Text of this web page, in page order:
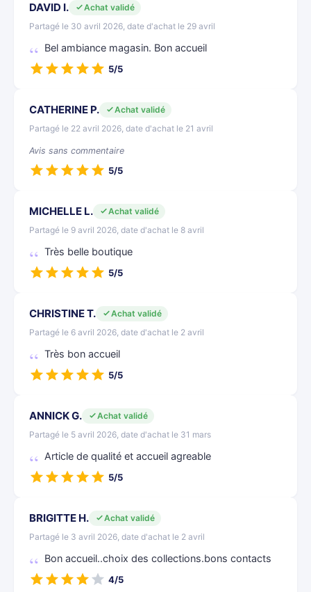
DAVID I.
Achat validé
Partagé le 30 avril 2026, date d'achat le 29 avril
Bel ambiance magasin. Bon accueil
5/5
CATHERINE P.
Achat validé
Partagé le 22 avril 2026, date d'achat le 21 avril
Avis sans commentaire
5/5
MICHELLE L.
Achat validé
Partagé le 9 avril 2026, date d'achat le 8 avril
Très belle boutique
5/5
CHRISTINE T.
Achat validé
Partagé le 6 avril 2026, date d'achat le 2 avril
Très bon accueil
5/5
ANNICK G.
Achat validé
Partagé le 5 avril 2026, date d'achat le 31 mars
Article de qualité et accueil agreable
5/5
BRIGITTE H.
Achat validé
Partagé le 3 avril 2026, date d'achat le 2 avril
Bon accueil..choix des collections.bons contacts
4/5